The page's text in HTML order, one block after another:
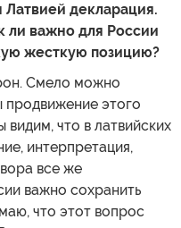
Латвией декларация.
ли важно для России
жесткую позицию?
Смело можно
продвижение этого
видим, что в латвийских
интерпретация,
все же
важно сохранить
что этот вопрос